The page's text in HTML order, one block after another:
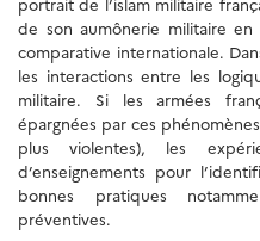
de son aumônerie militaire
comparative internationale.
les interactions entre les
militaire. Si les armées
épargnées par ces
plus violentes), les
d’enseignements pour
bonnes pratiques
préventives.